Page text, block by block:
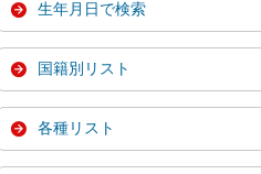
生年月日で検索
国籍別リスト
各種リスト